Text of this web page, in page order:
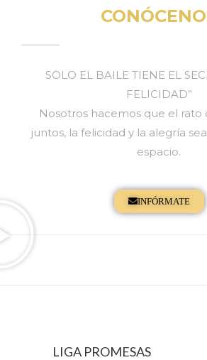
SOLO EL BAILE TIENE EL
FELICIDAD”
Nosotros hacemos que el rato
juntos, la felicidad y la alegría
espacio.
INFÓRMATE
LIGA PROMESAS